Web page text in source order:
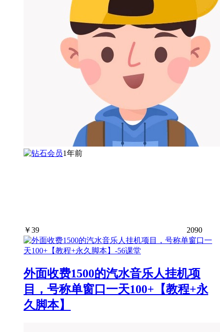
1年前
￥39 2090
外面收费1500的汽水音乐人挂机项
目，号称单窗口一天100+【教程+永
久脚本】